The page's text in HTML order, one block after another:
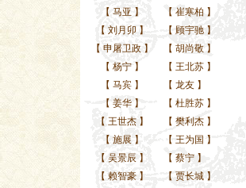
【 马亚 】 【 崔寒柏 】
【 刘月卯 】 【 顾宇驰 】
【 申屠卫政】 【 胡尚敬 】
【 杨宁】 【 王北苏 】
【 马宾】 【 龙友 】
【 姜华】 【 杜胜苏 】
【 王世杰】 【 樊利杰 】
【 施展 】 【 王为国 】
【 吴景辰 】 【 蔡宁 】
【 赖智豪】 【 贾长城 】